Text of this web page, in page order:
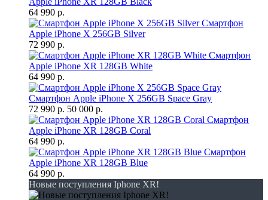
64 990 р.
Смартфон
Apple iPhone X 256GB Silver
72 990 р.
Смартфон
Apple iPhone XR 128GB White
64 990 р.
Смартфон Apple iPhone X 256GB Space Gray
72 990 р. 50 000 р.
Смартфон
Apple iPhone XR 128GB Coral
64 990 р.
Смартфон
Apple iPhone XR 128GB Blue
64 990 р.
Новые поступления Iphone XR!